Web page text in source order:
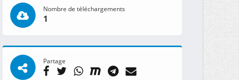
Nombre de téléchargements
1
Partage